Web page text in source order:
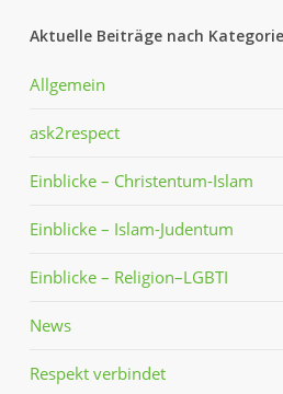
Aktuelle Beiträge nach
Allgemein
ask2respect
Einblicke – Christentum-Islam
Einblicke – Islam-Judentum
Einblicke – Religion–LGBTI
News
Respekt verbindet